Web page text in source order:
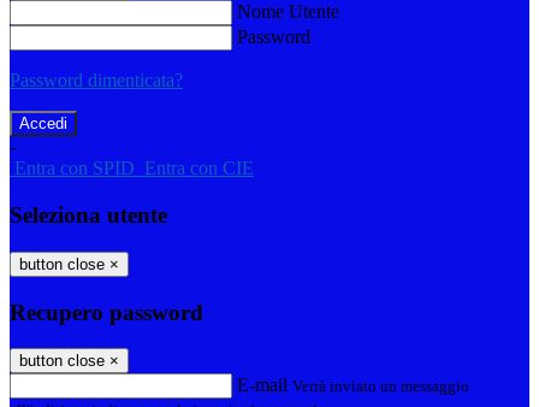
Nome Utente
Password
Password dimenticata?
-
Entra con SPID Entra con CIE
Seleziona utente
button close ×
Recupero password
button close ×
E-mail Verrà inviato un messaggio